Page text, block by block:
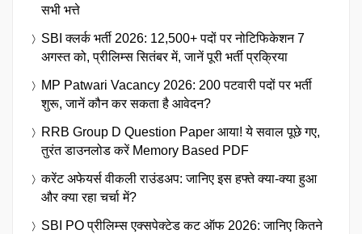
सभी भत्ते
SBI क्लर्क भर्ती 2026: 12,500+ पदों पर नोटिफिकेशन 7
अगस्त को, प्रीलिम्स सितंबर में, जानें पूरी भर्ती प्रक्रिया
MP Patwari Vacancy 2026: 200 पटवारी पदों पर भर्ती
शुरू, जानें कौन कर सकता है आवेदन?
RRB Group D Question Paper आया! ये सवाल पूछे गए,
तुरंत डाउनलोड करें Memory Based PDF
करेंट अफेयर्स वीकली राउंडअप: जानिए इस हफ्ते क्या-क्या हुआ
और क्या रहा चर्चा में?
SBI PO प्रीलिम्स एक्सपेक्टेड कट ऑफ 2026: जानिए कितने